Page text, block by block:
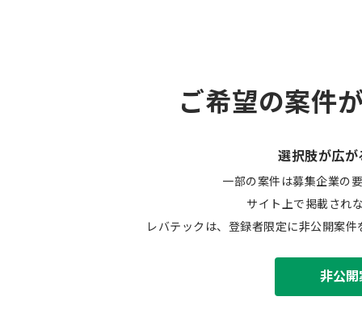
ご希望の案件
選択肢が広が
一部の案件は募集企業の
サイト上で掲載され
レバテックは、登録者限定に非公開案
非公